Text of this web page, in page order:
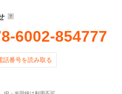
6002-854777
話番号を読み取る